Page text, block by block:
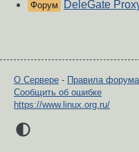
Форум DeleGate
О Сервере - Правила форума
Сообщить об ошибке
https://www.linux.org.ru/